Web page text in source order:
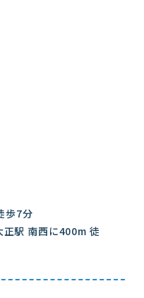
歩7分
駅 南西に400m 徒